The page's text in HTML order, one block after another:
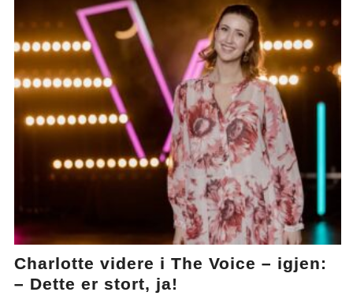
Charlotte videre i The Voice – igjen:
– Dette er stort, ja!